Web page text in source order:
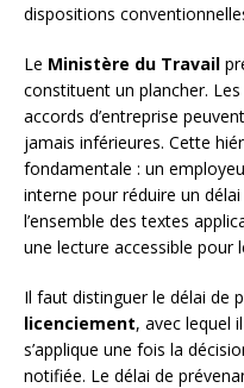
dispositions
Le Ministère du Travail
constituent un plancher. Les
accords d’entreprise
jamais inférieures. Cette
fondamentale : un
interne pour réduire un
l’ensemble des textes
une lecture accessible pour
Il faut distinguer le délai de
licenciement, avec lequel
s’applique une fois la
notifiée. Le délai de